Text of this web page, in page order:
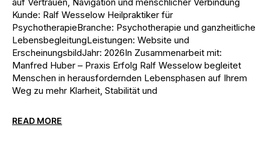
Kunde: Ralf Wesselow Heilpraktiker für
PsychotherapieBranche: Psychotherapie und ganzheitliche
LebensbegleitungLeistungen: Website und
ErscheinungsbildJahr: 2026In Zusammenarbeit mit:
Manfred Huber – Praxis Erfolg Ralf Wesselow begleitet
Menschen in herausfordernden Lebensphasen auf Ihrem
Weg zu mehr Klarheit, Stabilität und
READ MORE